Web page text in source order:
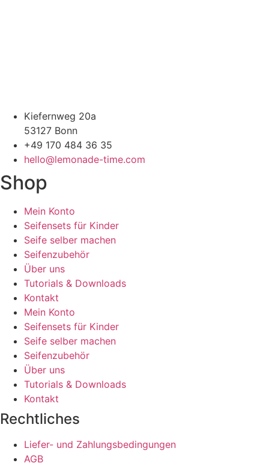
Kiefernweg 20a
53127 Bonn
+49 170 484 36 35
hello@lemonade-time.com
Shop
Mein Konto
Seifensets für Kinder
Seife selber machen
Seifenzubehör
Über uns
Tutorials & Downloads
Kontakt
Mein Konto
Seifensets für Kinder
Seife selber machen
Seifenzubehör
Über uns
Tutorials & Downloads
Kontakt
Rechtliches
Liefer- und Zahlungsbedingungen
AGB